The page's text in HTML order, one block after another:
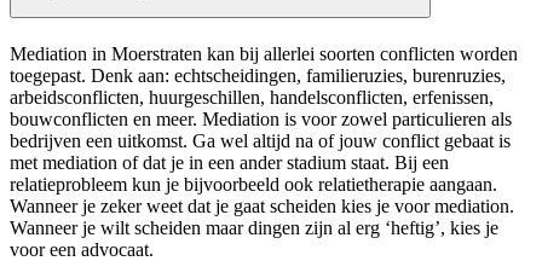
Mediation in Moerstraten kan bij allerlei soorten conflicten worden
toegepast. Denk aan: echtscheidingen, familieruzies, burenruzies,
arbeidsconflicten, huurgeschillen, handelsconflicten, erfenissen,
bouwconflicten en meer. Mediation is voor zowel particulieren als
bedrijven een uitkomst. Ga wel altijd na of jouw conflict gebaat is
met mediation of dat je in een ander stadium staat. Bij een
relatieprobleem kun je bijvoorbeeld ook relatietherapie aangaan.
Wanneer je zeker weet dat je gaat scheiden kies je voor mediation.
Wanneer je wilt scheiden maar dingen zijn al erg ‘heftig’, kies je
voor een advocaat.